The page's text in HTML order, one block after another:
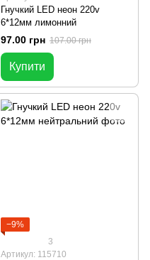
Гнучкий LED неон 220v
6*12мм лимонний
97.00 грн 107.00 грн
Купити
−9%
3
Артикул: 115710